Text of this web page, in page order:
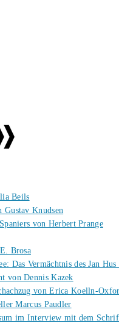
Beils
Gustav Knudsen
von Herbert Prange
Brosa
Das Vermächtnis des Jan
von Dennis Kazek
von Erica Koelln-
Marcus Paudler
im Interview mit dem